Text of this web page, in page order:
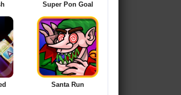
Super Pon Goal
Santa Run